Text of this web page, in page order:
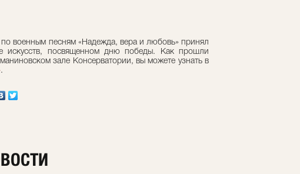
военным песням «Надежда, вера и любовь» принял
искусств, посвященном дню победы. Как прошли
зале Консерватории, вы можете узнать в
.